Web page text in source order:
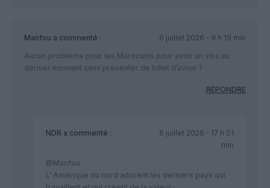
Manfou a commenté :
6 juillet 2026 - 9 h 19 min
Aucun problème pour les Marocains pour avoir un visa au
dernier moment sans présenter de billet d’avion ?
RÉPONDRE
NDR a commenté :
6 juillet 2026 - 17 h 01
min
@Manfou
L’ Amérique du nord adorent les derniers pays qui